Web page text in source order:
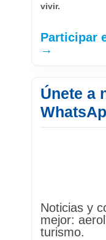
vivir.
Participar
→
Únete a
Noticias y
mejor:
turismo.